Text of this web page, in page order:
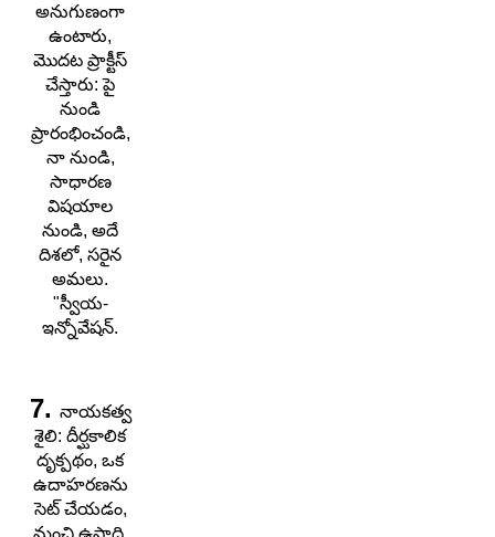
అనుగుణంగా
ఉంటారు,
మొదట ప్రాక్టీస్
చేస్తారు: పై
నుండి
ప్రారంభించండి,
నా నుండి,
సాధారణ
విషయాల
నుండి, అదే
దిశలో, సరైన
అమలు.
"స్వీయ-
ఇన్నోవేషన్.
7. నాయకత్వ
శైలి: దీర్ఘకాలిక
దృక్పథం, ఒక
ఉదాహరణను
సెట్ చేయడం,
మంచి ఉపాధి,